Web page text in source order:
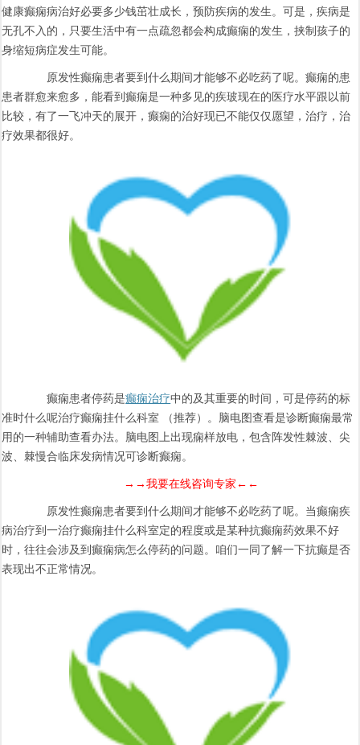
健康癫痫病治好必要多少钱茁壮成长，预防疾病的发生。可是，疾病是
无孔不入的，只要生活中有一点疏忽都会构成癫痫的发生，挟制孩子的
身缩短病症发生可能。
原发性癫痫患者要到什么期间才能够不必吃药了呢。癫痫的患
患者群愈来愈多，能看到癫痫是一种多见的疾玻现在的医疗水平跟以前
比较，有了一飞冲天的展开，癫痫的治好现已不能仅仅愿望，治疗，治
疗效果都很好。
癫痫患者停药是癫痫治疗中的及其重要的时间，可是停药的标
准时什么呢治疗癫痫挂什么科室 （推荐）。脑电图查看是诊断癫痫最常
用的一种辅助查看办法。脑电图上出现痫样放电，包含阵发性棘波、尖
波、棘慢合临床发病情况可诊断癫痫。
→→我要在线咨询专家←←
原发性癫痫患者要到什么期间才能够不必吃药了呢。当癫痫疾
病治疗到一治疗癫痫挂什么科室定的程度或是某种抗癫痫药效果不好
时，往往会涉及到癫痫病怎么停药的问题。咱们一同了解一下抗癫是否
表现出不正常情况。